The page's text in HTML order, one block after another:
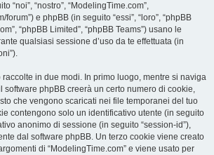
“noi”, “nostro”, “ModelingTime.com”,
forum”) e phpBB (in seguito “essi”, “loro”, “phpBB
“phpBB Limited”, “phpBB Teams”) usano le
qualsiasi sessione d’uso da te effettuata (in
in due modi. In primo luogo, mentre si naviga
software phpBB creerà un certo numero di cookie,
che vengono scaricati nei file temporanei del tuo
contengono solo un identificativo utente (in seguito
anonimo di sessione (in seguito “session-id”),
dal software phpBB. Un terzo cookie viene creato
di “ModelingTime.com” e viene usato per